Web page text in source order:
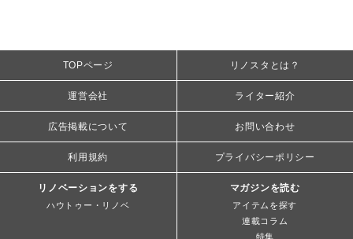
TOPページ リノスタとは？
運営会社 ライター紹介
広告掲載について お問い合わせ
利用規約 プライバシーポリシー
リノベーションをする
ハウトゥー・リノベ
マガジンを読む
アイテムを探す
連載コラム
特集